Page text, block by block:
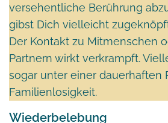
versehentliche Berührung
gibst Dich vielleicht
Der Kontakt zu Mitmenschen
Partnern wirkt verkrampft.
sogar unter einer dauerhaften
Familienlosigkeit.
Wiederbelebung